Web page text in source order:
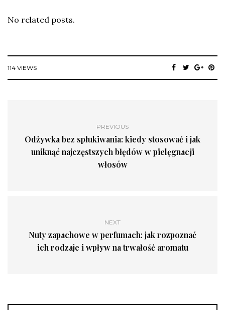
No related posts.
114 VIEWS
PREVIOUS
Odżywka bez spłukiwania: kiedy stosować i jak
uniknąć najczęstszych błędów w pielęgnacji
włosów
NEXT
Nuty zapachowe w perfumach: jak rozpoznać
ich rodzaje i wpływ na trwałość aromatu